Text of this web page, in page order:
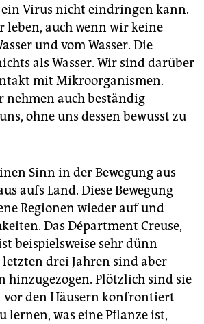
ein Virus nicht eindringen kann.
leben, auch wenn wir keine
und vom Wasser. Die
als Wasser. Wir sind darüber
mit Mikroorganismen.
nehmen auch beständig
ohne uns dessen bewusst zu
Sinn in der Bewegung aus
aufs Land. Diese Bewegung
Regionen wieder auf und
Das Départment Creuse,
beispielsweise sehr dünn
drei Jahren sind aber
hinzugezogen. Plötzlich sind sie
den Häusern konfrontiert
lernen, was eine Pflanze ist,